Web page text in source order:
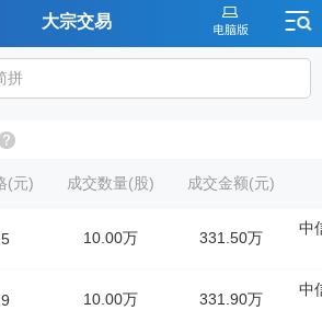
大宗交易
(元) 成交数量(股) 成交金额(元)
10.00万 331.50万
中
10.00万 331.90万
中